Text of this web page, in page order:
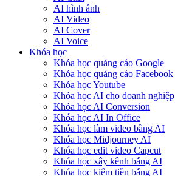
AI hình ảnh
AI Video
AI Cover
AI Voice
Khóa học
Khóa học quảng cáo Google
Khóa học quảng cáo Facebook
Khóa học Youtube
Khóa học AI cho doanh nghiệp
Khóa học AI Conversion
Khóa học AI In Office
Khóa học làm video bằng AI
Khóa học Midjourney AI
Khóa học edit video Capcut
Khóa học xây kênh bằng AI
Khóa học kiếm tiền bằng AI